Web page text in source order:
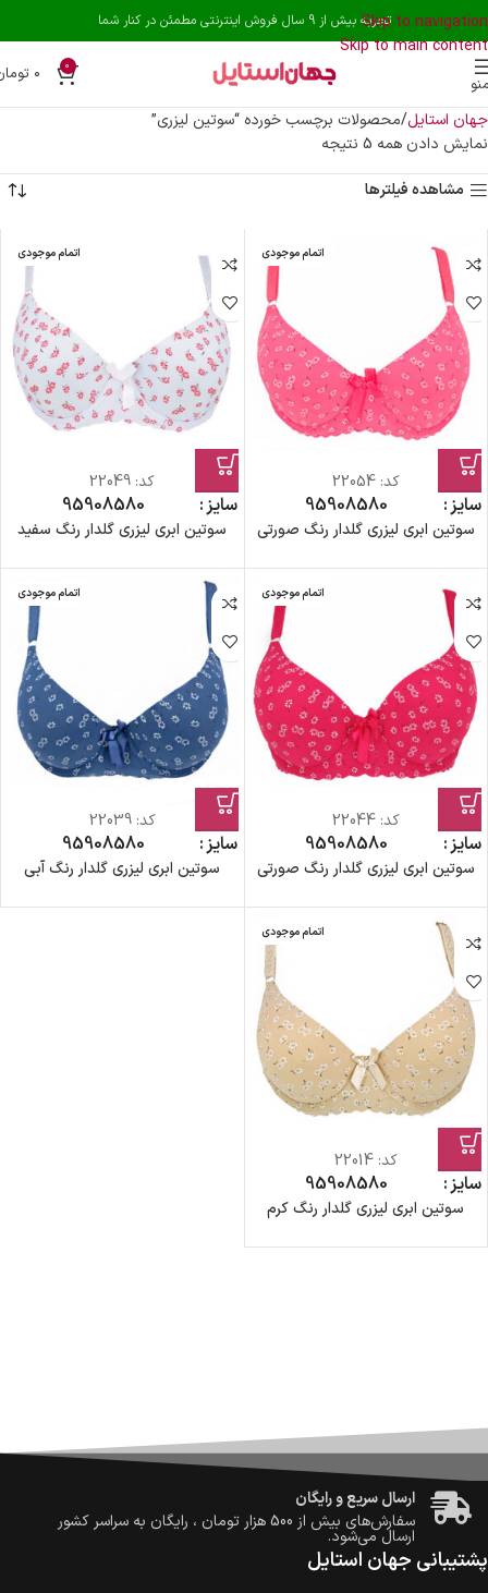
Skip to navigation
Skip to main content
تجربه بیش از 9 سال فروش اینترنتی مطمئن در کنار شما
0 ۰
جهان استایل محصولات برچسب خورده “سوتین لیزری”
نمایش دادن همه 5 نتیجه
مشاهده فیلترها
اتمام موجودی
کد:22054
سایز 80
85
90
95
سوتین ابری لیزری گلدار رنگ صورتی
اتمام موجودی
کد: 22049
سایز 80
85
90
95
سوتین ابری لیزری گلدار رنگ سفید
اتمام موجودی
کد:22044
سایز 80
85
90
95
سوتین ابری لیزری گلدار رنگ صورتی
اتمام موجودی
کد:22039
سایز 80
85
90
95
سوتین ابری لیزری گلدار رنگ آبی
اتمام موجودی
کد:22014
سایز 80
85
90
95
سوتین ابری لیزری گلدار رنگ کرم
ضمانت اصالت کالا
گارانتی معتبر برای تمامی محصولات ارائه می‌شود.
ارسال سریع و رایگان
سفارش‌های بیش از 500 هزار تومان ، رایگان به سراسر کشور
ارسال می‌شود.
ضمانت بازگشت کالا
پشتیبانی جهان استایل